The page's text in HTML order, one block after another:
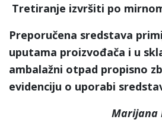
Tretiranje izvršiti po
Preporučena sredstava
uputama proizvođača i u
ambalažni otpad propisno
evidenciju o uporabi
Marijana